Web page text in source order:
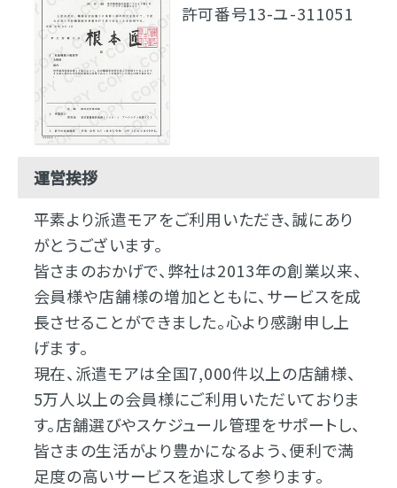
許可番号13-ユ-311051
運営挨拶
平素より派遣モアをご利用いただき、誠にあり
がとうございます。
皆さまのおかげで、弊社は2013年の創業以来、
会員様や店舗様の増加とともに、サービスを成
長させることができました。心より感謝申し上
げます。
現在、派遣モアは全国7,000件以上の店舗様、
5万人以上の会員様にご利用いただいておりま
す。店舗選びやスケジュール管理をサポートし、
皆さまの生活がより豊かになるよう、便利で満
足度の高いサービスを追求して参ります。